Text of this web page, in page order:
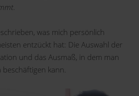
was mich persönlich
entzückt hat: Die Auswahl der
und das Ausmaß, in dem man
kann.